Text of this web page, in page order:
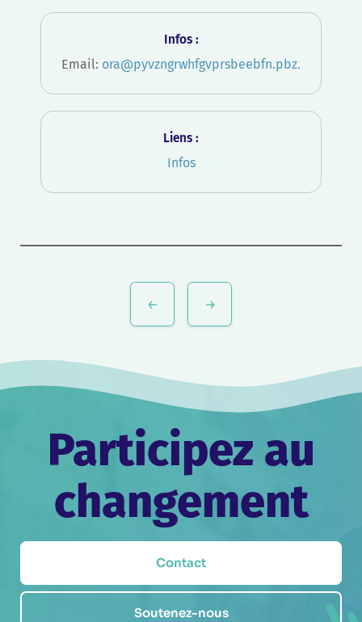
Infos :
Email: ora@pyvzngrwhfgvprsbeebfn.pbz.
Liens :
Infos
Participez au
changement
Contact
Soutenez-nous